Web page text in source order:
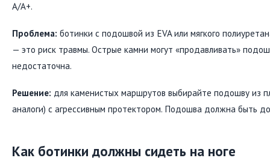
A/A+.
Проблема: ботинки с подошвой из EVA или мягкого
— это риск травмы. Острые камни могут «продавливать»
недостаточна.
Решение: для каменистых маршрутов выбирайте подошву из
аналоги) с агрессивным протектором. Подошва должна быть
Как ботинки должны сидеть на ноге